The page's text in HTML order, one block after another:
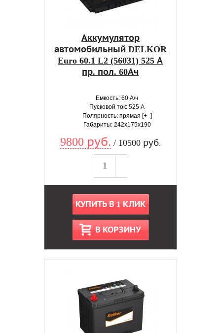
Аккумулятор
автомобильный DELKOR
Euro 60.1 L2 (56031) 525 А
пр. пол. 60Ач
Емкость: 60 А/ч
Пусковой ток: 525 А
Полярность: прямая [+ -]
Габариты: 242x175x190
9800 руб. / 10500 руб.
КУПИТЬ В 1 КЛИК
В КОРЗИНУ